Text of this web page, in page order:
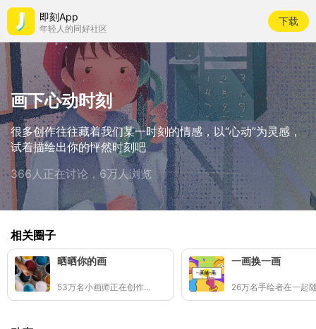
即刻App
年轻人的同好社区
下载
画下心动时刻
很多创作往往藏着我们某一时刻的情感，以“心动”为灵感，
试着描绘出你的怦然时刻吧
366人正在讨论，6万人浏览
相关圈子
晒晒你的画
53万名小画师正在创作👩🏻‍🎨
一画换一画